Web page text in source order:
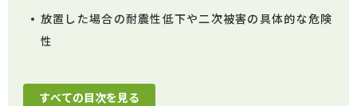
放置した場合の耐震性低下や二次被害の具体的な危険
性
すべての目次を見る